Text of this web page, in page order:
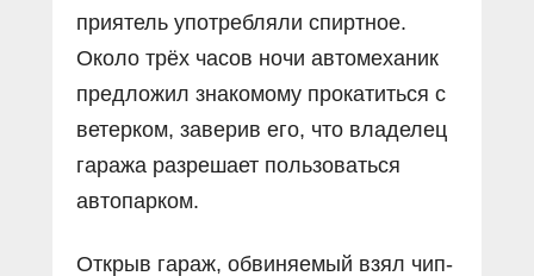
приятель употребляли спиртное.
Около трёх часов ночи автомеханик
предложил знакомому прокатиться с
ветерком, заверив его, что владелец
гаража разрешает пользоваться
автопарком.
Открыв гараж, обвиняемый взял чип-